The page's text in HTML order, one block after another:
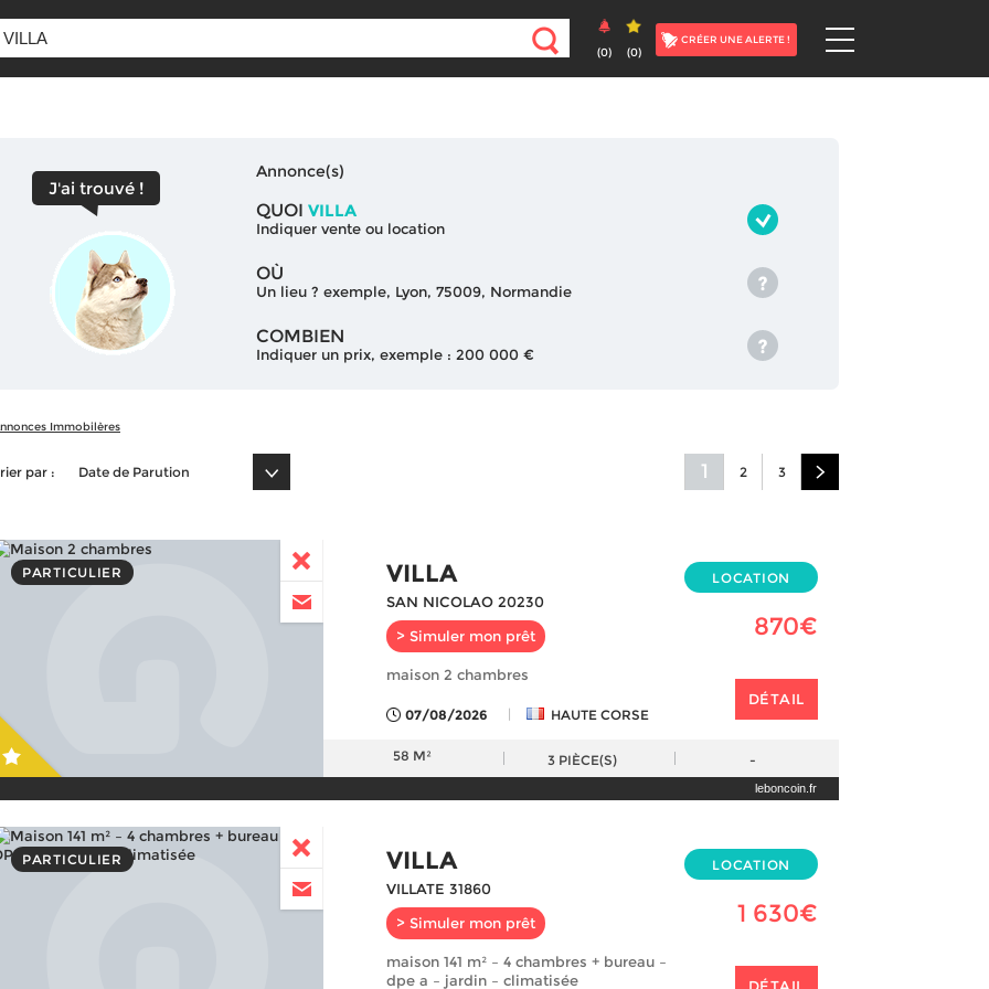
(0) (0)
CRÉER UNE ALERTE !
J'ai trouvé !
Annonce(s)
QUOI VILLA
Indiquer vente ou location
OÙ
Un lieu ? exemple, Lyon, 75009, Normandie
COMBIEN
Indiquer un prix, exemple : 200 000 €
Immobilères
1 2 3
par : Date de Parution
PARTICULIER VILLA
SAN NICOLAO 20230
> Simuler mon prêt
LOCATION
870€
maison 2 chambres
07/08/2026 | HAUTE CORSE
DÉTAIL
58 M² 3 PIÈCE(S) -
leboncoin.fr
PARTICULIER VILLA
VILLATE 31860
> Simuler mon prêt
LOCATION
1 630€
maison 141 m² – 4 chambres + bureau –
dpe a – jardin – climatisée